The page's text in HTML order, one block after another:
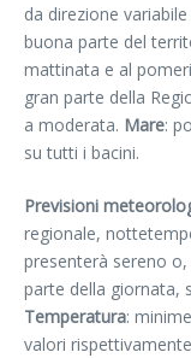
da direzione
buona parte del
mattinata e al
gran parte della
a moderata. Mare:
su tutti i bacini.
Previsioni
regionale,
presenterà sereno
parte della giornata,
Temperatura:
valori